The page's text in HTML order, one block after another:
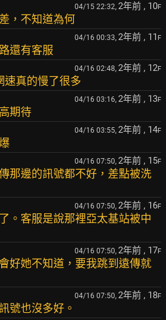
04/15 22:32, 2年前 , 10F
，不知道為何
04/16 00:33, 2年前 , 11 F
還有客服
04/16 02:48, 2年前 , 12F
速真的慢了很多
04/16 03:16, 2年前 , 13F
期待
04/16 03:55, 2年前 , 14F
04/16 07:50, 2年前 , 15F
那邊的訊號都不好，差點被洗
04/16 07:50, 2年前 , 16F
。客服是說那裡亞太基站被中
04/16 07:50, 2年前 , 17F
好她不知道，要我跳到遠傳就
04/16 07:50, 2年前 , 18F
號也沒多好。